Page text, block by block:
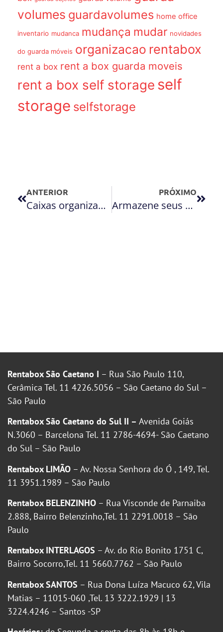
volumes guardavolumes home office
inventario mudanca mudança mudar novidades
do guarda móveis organizacao rentabox
rent a box rent a box guarda moveis
rent a box self storage self
storage selfstorage
ANTERIOR
Caixas organizadoras para o ambiente
PRÓXIMO
Armazene seus pertences com segurança
Rentabox São Caetano I – Rua São Paulo 110,
Cerâmica Tel. 11 4226.5056 – São Caetano do Sul –
São Paulo
Rentabox São Caetano do Sul II – Avenida Goiás
N.3060 – Barcelona Tel. 11 2786-4694- São Caetano
do Sul – São Paulo
Rentabox LIMÃO – Av. Nossa Senhora do Ó , 149, Tel.
11 3951.1989 – São Paulo
Rentabox BELENZINHO – Rua Visconde de Parnaiba
2.888, Bairro Belenzinho,Tel. 11 2291.0018 – São
Paulo
Rentabox INTERLAGOS – Av. do Rio Bonito 1751 C,
Bairro Socorro,Tel. 11 5660.7762 – São Paulo
Rentabox SANTOS – Rua Dona Luíza Macuco 62, Vila
Matias – 11015-060 ,Tel. 13 3222.1929 | 13
3224.4246 – Santos -SP